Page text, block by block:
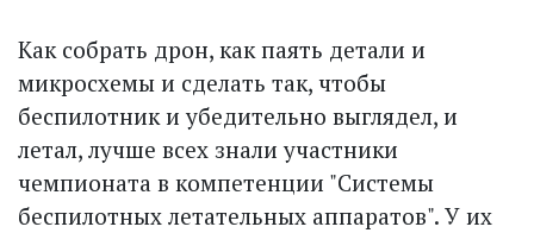
Как собрать дрон, как паять детали и
микросхемы и сделать так, чтобы
беспилотник и убедительно выглядел, и
летал, лучше всех знали участники
чемпионата в компетенции "Системы
беспилотных летательных аппаратов". У их